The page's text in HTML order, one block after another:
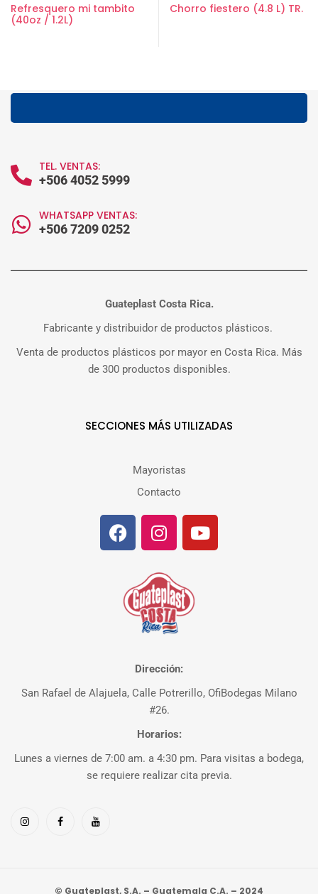
Refresquero mi tambito
(40oz / 1.2L)
Chorro fiestero (4.8 L) TR.
TEL. VENTAS:
+506 4052 5999
WHATSAPP VENTAS:
+506 7209 0252
Guateplast Costa Rica.
Fabricante y distribuidor de productos plásticos.
Venta de productos plásticos por mayor en Costa Rica. Más
de 300 productos disponibles.
SECCIONES MÁS UTILIZADAS
Mayoristas
Contacto
Dirección:
San Rafael de Alajuela, Calle Potrerillo, OfiBodegas Milano
#26.
Horarios:
Lunes a viernes de 7:00 am. a 4:30 pm. Para visitas a bodega,
se requiere realizar cita previa.
© Guateplast, S.A. – Guatemala C.A. – 2024